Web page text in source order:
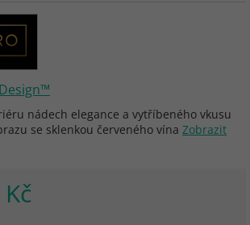
nádech elegance a vytříbeného vkusu
se sklenkou červeného vína Zobrazit